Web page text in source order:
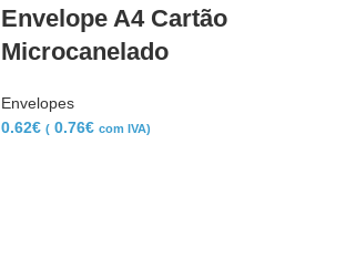
Envelope A4 Cartão
Microcanelado
Envelopes
0.62€ ( 0.76€ com IVA)